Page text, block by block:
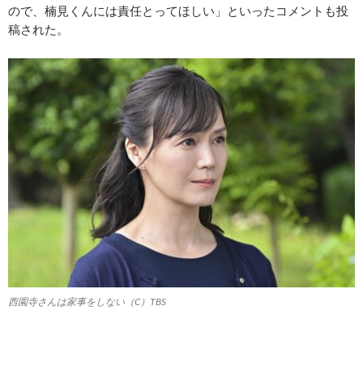
ので、楠見くんには責任とってほしい」といったコメントも投
稿された。
西園寺さんは家事をしない（C）TBS